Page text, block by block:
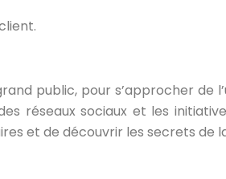
public, pour s’approcher de
réseaux sociaux et les
et de découvrir les secrets de